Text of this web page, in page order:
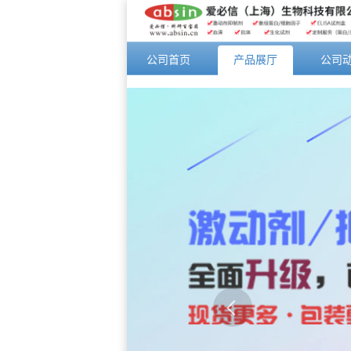
公司首页 产品展厅 公司